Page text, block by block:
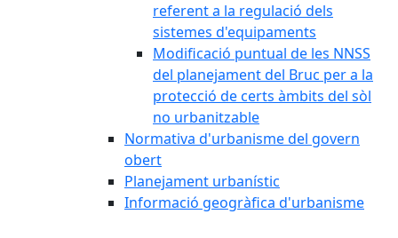
referent a la regulació dels
sistemes d'equipaments
Modificació puntual de les NNSS
del planejament del Bruc per a la
protecció de certs àmbits del sòl
no urbanitzable
Normativa d'urbanisme del govern
obert
Planejament urbanístic
Informació geogràfica d'urbanisme